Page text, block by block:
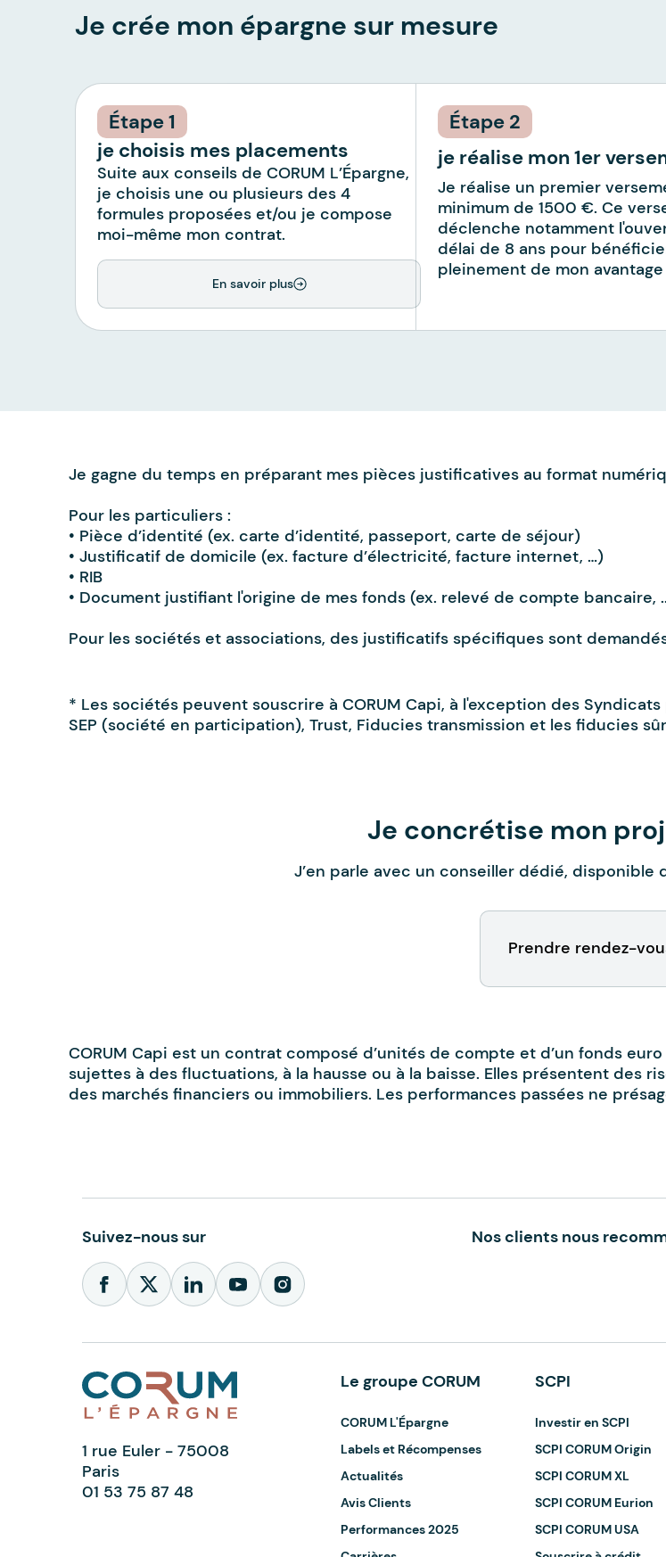
Je crée mon épargne sur mesure
1
je choisis mes placements
Suite aux conseils de CORUM L’Épargne,
je choisis une ou plusieurs des 4
formules proposées et/ou je compose
moi-même mon contrat.
En savoir plus
2
je réalise mon 1er
Je réalise un premier
minimum de 1500 €. Ce
déclenche notamment
délai de 8 ans pour
pleinement de mon
Je concrétise mon
J’en parle avec un conseiller dédié, disponible
Prendre rendez-
Suivez-nous sur Nos clients nous
1 rue Euler - 75008
Paris
01 53 75 87 48
Le groupe CORUM
CORUM L'Épargne
Labels et Récompenses
Actualités
Avis Clients
Performances 2025
SCPI
Investir en SCPI
SCPI CORUM Origin
SCPI CORUM XL
SCPI CORUM Eurion
SCPI CORUM USA